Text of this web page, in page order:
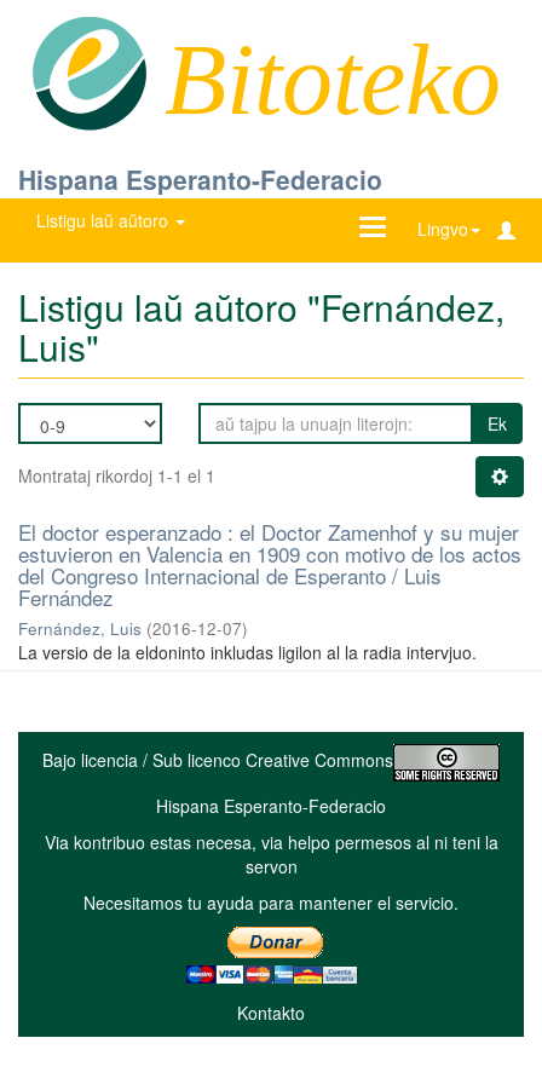
Bitoteko
Hispana Esperanto-Federacio
Listigu laŭ aŭtoro Lingvo
Ŝanĝu
Listigu laŭ aŭtoro "Fernández,
Luis"
Ek
Montrataj rikordoj 1-1 el 1
El doctor esperanzado : el Doctor Zamenhof y su mujer
estuvieron en Valencia en 1909 con motivo de los actos
del Congreso Internacional de Esperanto / Luis
Fernández
Fernández, Luis (2016-12-07)
La versio de la eldoninto inkludas ligilon al la radia intervjuo.
Bajo licencia / Sub licenco Creative Commons
Hispana Esperanto-Federacio
Via kontribuo estas necesa, via helpo permesos al ni teni la
servon
Necesitamos tu ayuda para mantener el servicio.
Kontakto